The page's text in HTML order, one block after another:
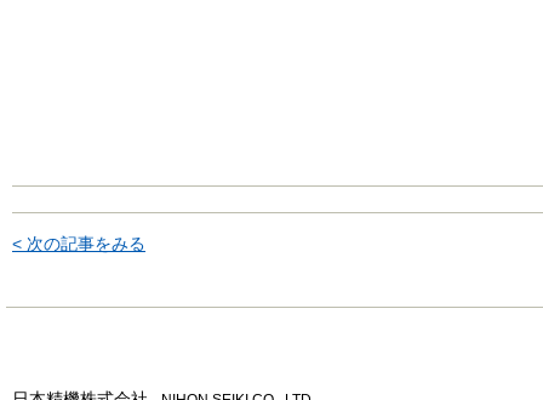
< 次の記事をみる